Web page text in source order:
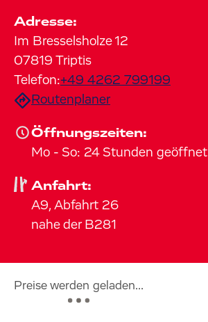
Adresse:
Im Bresselsholze 12
07819 Triptis
Telefon:+49 4262 799199
Routenplaner
Öffnungszeiten:
Mo - So: 24 Stunden geöffnet
Anfahrt:
A9, Abfahrt 26
nahe der B281
Preise werden geladen...